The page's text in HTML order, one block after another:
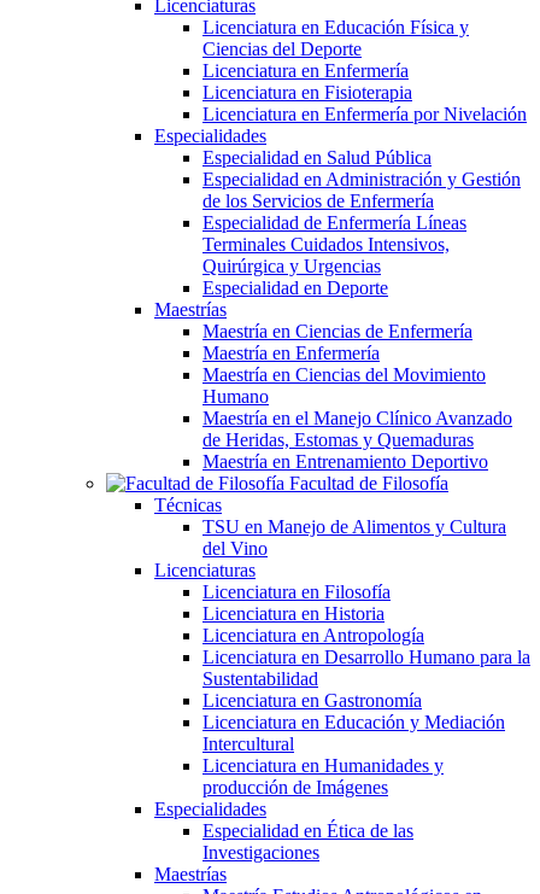
Licenciaturas
Licenciatura en Educación Física y
Ciencias del Deporte
Licenciatura en Enfermería
Licenciatura en Fisioterapia
Licenciatura en Enfermería por Nivelación
Especialidades
Especialidad en Salud Pública
Especialidad en Administración y Gestión
de los Servicios de Enfermería
Especialidad de Enfermería Líneas
Terminales Cuidados Intensivos,
Quirúrgica y Urgencias
Especialidad en Deporte
Maestrías
Maestría en Ciencias de Enfermería
Maestría en Enfermería
Maestría en Ciencias del Movimiento
Humano
Maestría en el Manejo Clínico Avanzado
de Heridas, Estomas y Quemaduras
Maestría en Entrenamiento Deportivo
Facultad de Filosofía
Técnicas
TSU en Manejo de Alimentos y Cultura
del Vino
Licenciaturas
Licenciatura en Filosofía
Licenciatura en Historia
Licenciatura en Antropología
Licenciatura en Desarrollo Humano para la
Sustentabilidad
Licenciatura en Gastronomía
Licenciatura en Educación y Mediación
Intercultural
Licenciatura en Humanidades y
producción de Imágenes
Especialidades
Especialidad en Ética de las
Investigaciones
Maestrías